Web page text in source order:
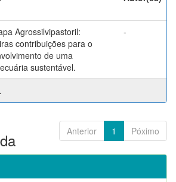
Agrossilvipastoril:
contribuições para o
de uma
sustentável.
-
Anterior 1 Póximo